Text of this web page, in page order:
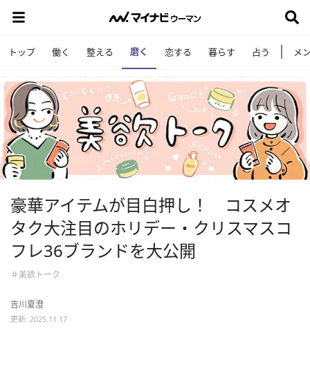
トップ 働く 整える 磨く 恋する 暮らす 占う メ
豪華アイテムが目白押し！ コスメオ
タク大注目のホリデー・クリスマスコ
フレ36ブランドを大公開
＃美欲トーク
吉川夏澄
更新: 2025.11.17